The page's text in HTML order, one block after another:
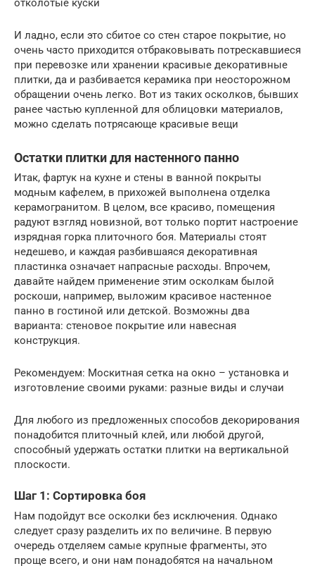
отколотые куски
И ладно, если это сбитое со стен старое покрытие, но
очень часто приходится отбраковывать потрескавшиеся
при перевозке или хранении красивые декоративные
плитки, да и разбивается керамика при неосторожном
обращении очень легко. Вот из таких осколков, бывших
ранее частью купленной для облицовки материалов,
можно сделать потрясающе красивые вещи
Остатки плитки для настенного панно
Итак, фартук на кухне и стены в ванной покрыты
модным кафелем, в прихожей выполнена отделка
керамогранитом. В целом, все красиво, помещения
радуют взгляд новизной, вот только портит настроение
изрядная горка плиточного боя. Материалы стоят
недешево, и каждая разбившаяся декоративная
пластинка означает напрасные расходы. Впрочем,
давайте найдем применение этим осколкам былой
роскоши, например, выложим красивое настенное
панно в гостиной или детской. Возможны два
варианта: стеновое покрытие или навесная
конструкция.
Рекомендуем: Москитная сетка на окно – установка и
изготовление своими руками: разные виды и случаи
Для любого из предложенных способов декорирования
понадобится плиточный клей, или любой другой,
способный удержать остатки плитки на вертикальной
плоскости.
Шаг 1: Сортировка боя
Нам подойдут все осколки без исключения. Однако
следует сразу разделить их по величине. В первую
очередь отделяем самые крупные фрагменты, это
проще всего, и они нам понадобятся на начальном